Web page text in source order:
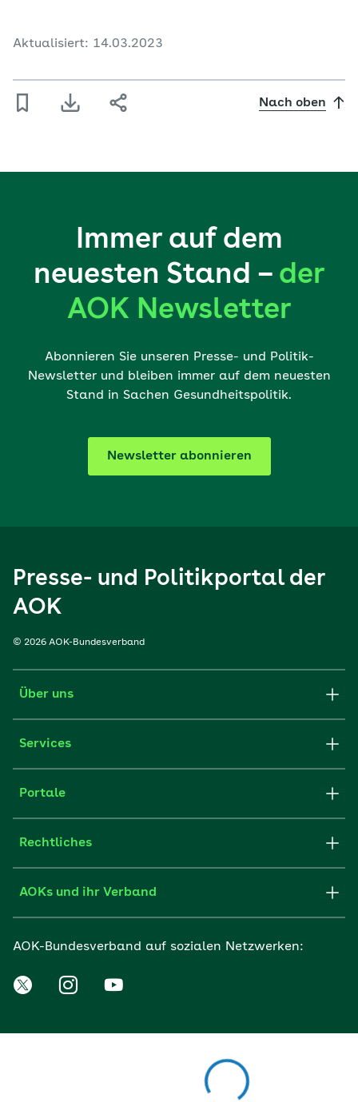
Aktualisiert: 14.03.2023
Nach oben
Immer auf dem
neuesten Stand – der
AOK Newsletter
Abonnieren Sie unseren Presse- und Politik-
Newsletter und bleiben immer auf dem neuesten
Stand in Sachen Gesundheitspolitik.
Newsletter abonnieren
Presse- und Politikportal der
AOK
© 2026 AOK-Bundesverband
Über uns
Services
Portale
Rechtliches
AOKs und ihr Verband
AOK-Bundesverband auf sozialen Netzwerken: